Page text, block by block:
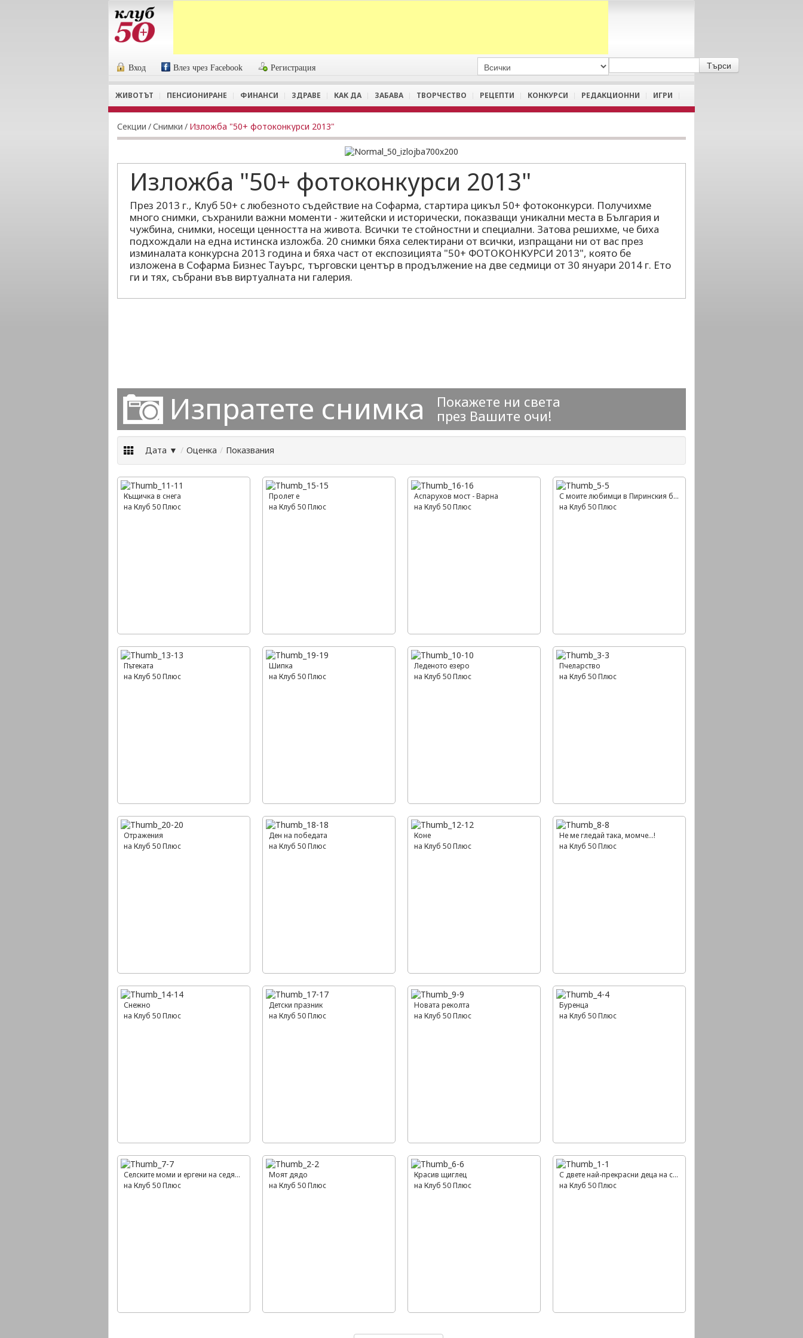
Вход Влез чрез Facebook Регистрация
ЖИВОТЪТ ПЕНСИОНИРАНЕ ФИНАНСИ ЗДРАВЕ КАК ДА ЗАБАВА ТВОРЧЕСТВО РЕЦЕПТИ КОНКУРСИ РЕДАКЦИОННИ ИГРИ
Секции /Снимки / Изложба "50+ фотоконкурси 2013"
Изложба "50+ фотоконкурси 2013"
През 2013 г., Клуб 50+ с любезното съдействие на Софарма, стартира цикъл 50+ фотоконкурси. Получихме
много снимки, съхранили важни моменти - житейски и исторически, показващи уникални места в България и
чужбина, снимки, носещи ценността на живота. Всички те стойностни и специални. Затова решихме, че биха
подхождали на една истинска изложба. 20 снимки бяха селектирани от всички, изпращани ни от вас през
изминалата конкурсна 2013 година и бяха част от експозицията "50+ ФОТОКОНКУРСИ 2013", която бе
изложена в Софарма Бизнес Тауърс, търговски център в продължение на две седмици от 30 януари 2014 г. Ето
ги и тях, събрани във виртуалната ни галерия.
Изпратете снимка
Покажете ни света
през Вашите очи!
Дата ▼ / Оценка / Показвания
Къщичка в снега
на Клуб 50 Плюс
Пролет е
на Клуб 50 Плюс
Аспарухов мост - Варна
на Клуб 50 Плюс
С моите любимци в Пиринския балкан
на Клуб 50 Плюс
Пътеката
на Клуб 50 Плюс
Шипка
на Клуб 50 Плюс
Леденото езеро
на Клуб 50 Плюс
Пчеларство
на Клуб 50 Плюс
Отражения
на Клуб 50 Плюс
Ден на победата
на Клуб 50 Плюс
Коне
на Клуб 50 Плюс
Не ме гледай така, момче...!
на Клуб 50 Плюс
Снежно
на Клуб 50 Плюс
Детски празник
на Клуб 50 Плюс
Новата реколта
на Клуб 50 Плюс
Буренца
на Клуб 50 Плюс
Селските моми и ергени на седянка
на Клуб 50 Плюс
Моят дядо
на Клуб 50 Плюс
Красив щиглец
на Клуб 50 Плюс
С двете най-прекрасни деца на света
на Клуб 50 Плюс